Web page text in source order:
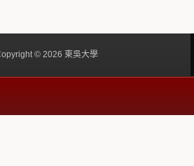
© 2026 東吳大學